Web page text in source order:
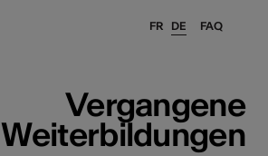
FAQ
FR DE
Vergangene
Weiterbildungen